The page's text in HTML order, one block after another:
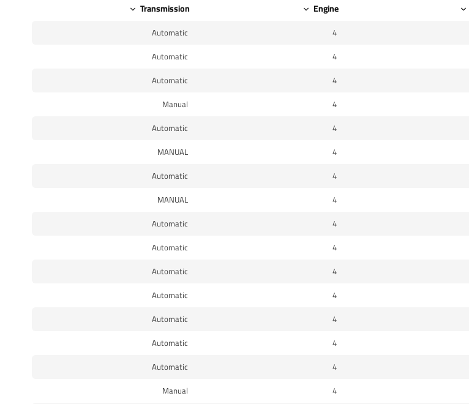
Engine
Transmission
4
Automatic
4
Automatic
4
Automatic
4
Manual
4
Automatic
4
MANUAL
4
Automatic
4
MANUAL
4
Automatic
4
Automatic
4
Automatic
4
Automatic
4
Automatic
4
Automatic
4
Automatic
4
Manual